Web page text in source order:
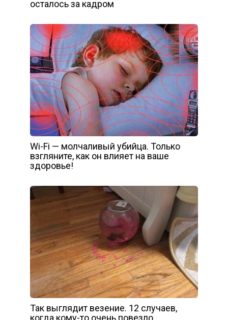
осталось за кадром
Wi-Fi — молчаливый убийца. Только
взгляните, как он влияет на ваше
здоровье!
Так выглядит везение. 12 случаев,